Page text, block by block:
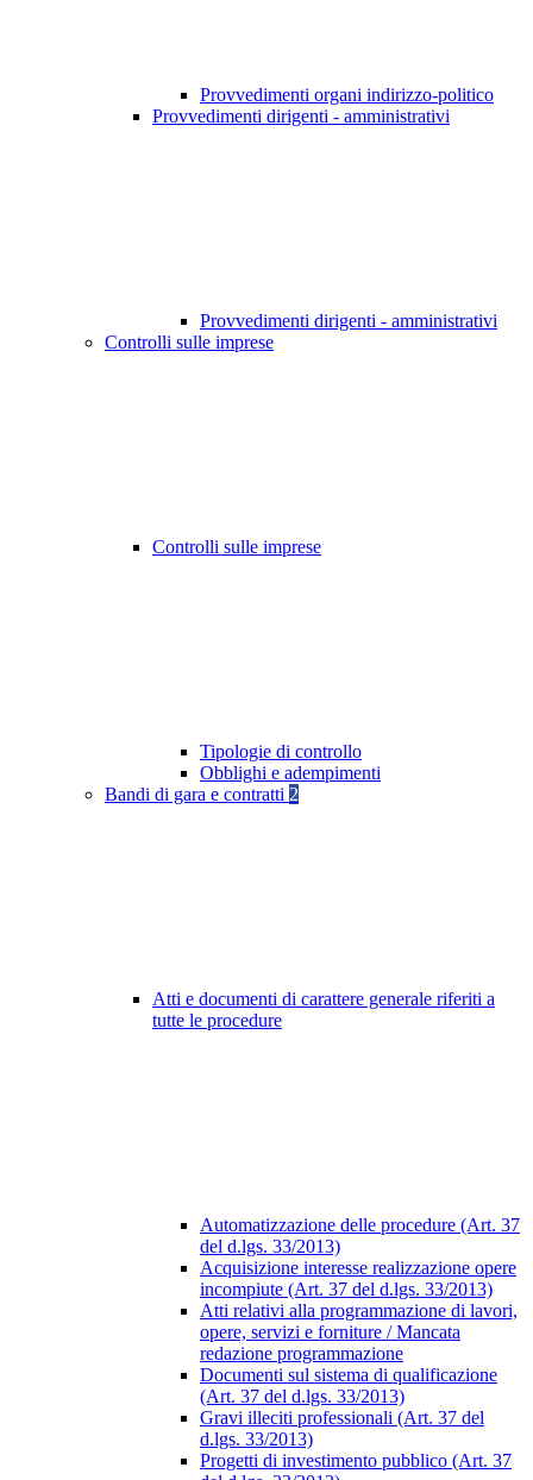
Provvedimenti organi indirizzo-politico
Provvedimenti dirigenti - amministrativi
Provvedimenti dirigenti - amministrativi
Controlli sulle imprese
Controlli sulle imprese
Tipologie di controllo
Obblighi e adempimenti
Bandi di gara e contratti 2
Atti e documenti di carattere generale riferiti a
tutte le procedure
Automatizzazione delle procedure (Art. 37
del d.lgs. 33/2013)
Acquisizione interesse realizzazione opere
incompiute (Art. 37 del d.lgs. 33/2013)
Atti relativi alla programmazione di lavori,
opere, servizi e forniture / Mancata
redazione programmazione
Documenti sul sistema di qualificazione
(Art. 37 del d.lgs. 33/2013)
Gravi illeciti professionali (Art. 37 del
d.lgs. 33/2013)
Progetti di investimento pubblico (Art. 37